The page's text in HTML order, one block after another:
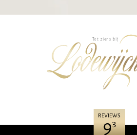
Tot ziens bij
REVIEWS
93